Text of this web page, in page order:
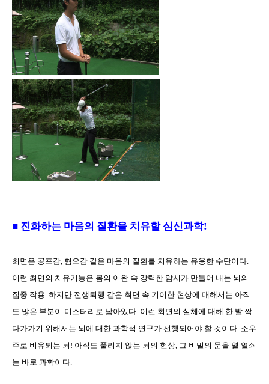
■ 진화하는 마음의 질환을 치유할 심신과학!
최면은 공포감, 혐오감 같은 마음의 질환를 치유하는 유용한 수단이다.
이런 최면의 치유기능은 몸의 이완 속 강력한 암시가 만들어 내는 뇌의
집중 작용. 하지만 전생퇴행 같은 최면 속 기이한 현상에 대해서는 아직
도 많은 부분이 미스터리로 남아있다. 이런 최면의 실체에 대해 한 발 짝
다가가기 위해서는 뇌에 대한 과학적 연구가 선행되어야 할 것이다. 소우
주로 비유되는 뇌! 아직도 풀리지 않는 뇌의 현상, 그 비밀의 문을 열 열쇠
는 바로 과학이다.